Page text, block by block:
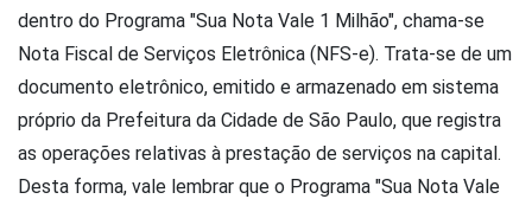
dentro do Programa "Sua Nota Vale 1 Milhão", chama-se
Nota Fiscal de Serviços Eletrônica (NFS-e). Trata-se de um
documento eletrônico, emitido e armazenado em sistema
próprio da Prefeitura da Cidade de São Paulo, que registra
as operações relativas à prestação de serviços na capital.
Desta forma, vale lembrar que o Programa "Sua Nota Vale